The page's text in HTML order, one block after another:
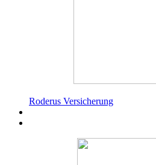
Roderus Versicherung